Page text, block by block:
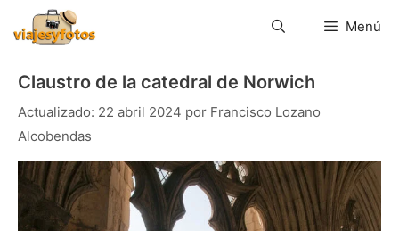
contenido
Menú
Claustro de la catedral de Norwich
22 abril 2024 por Francisco Lozano
Alcobendas